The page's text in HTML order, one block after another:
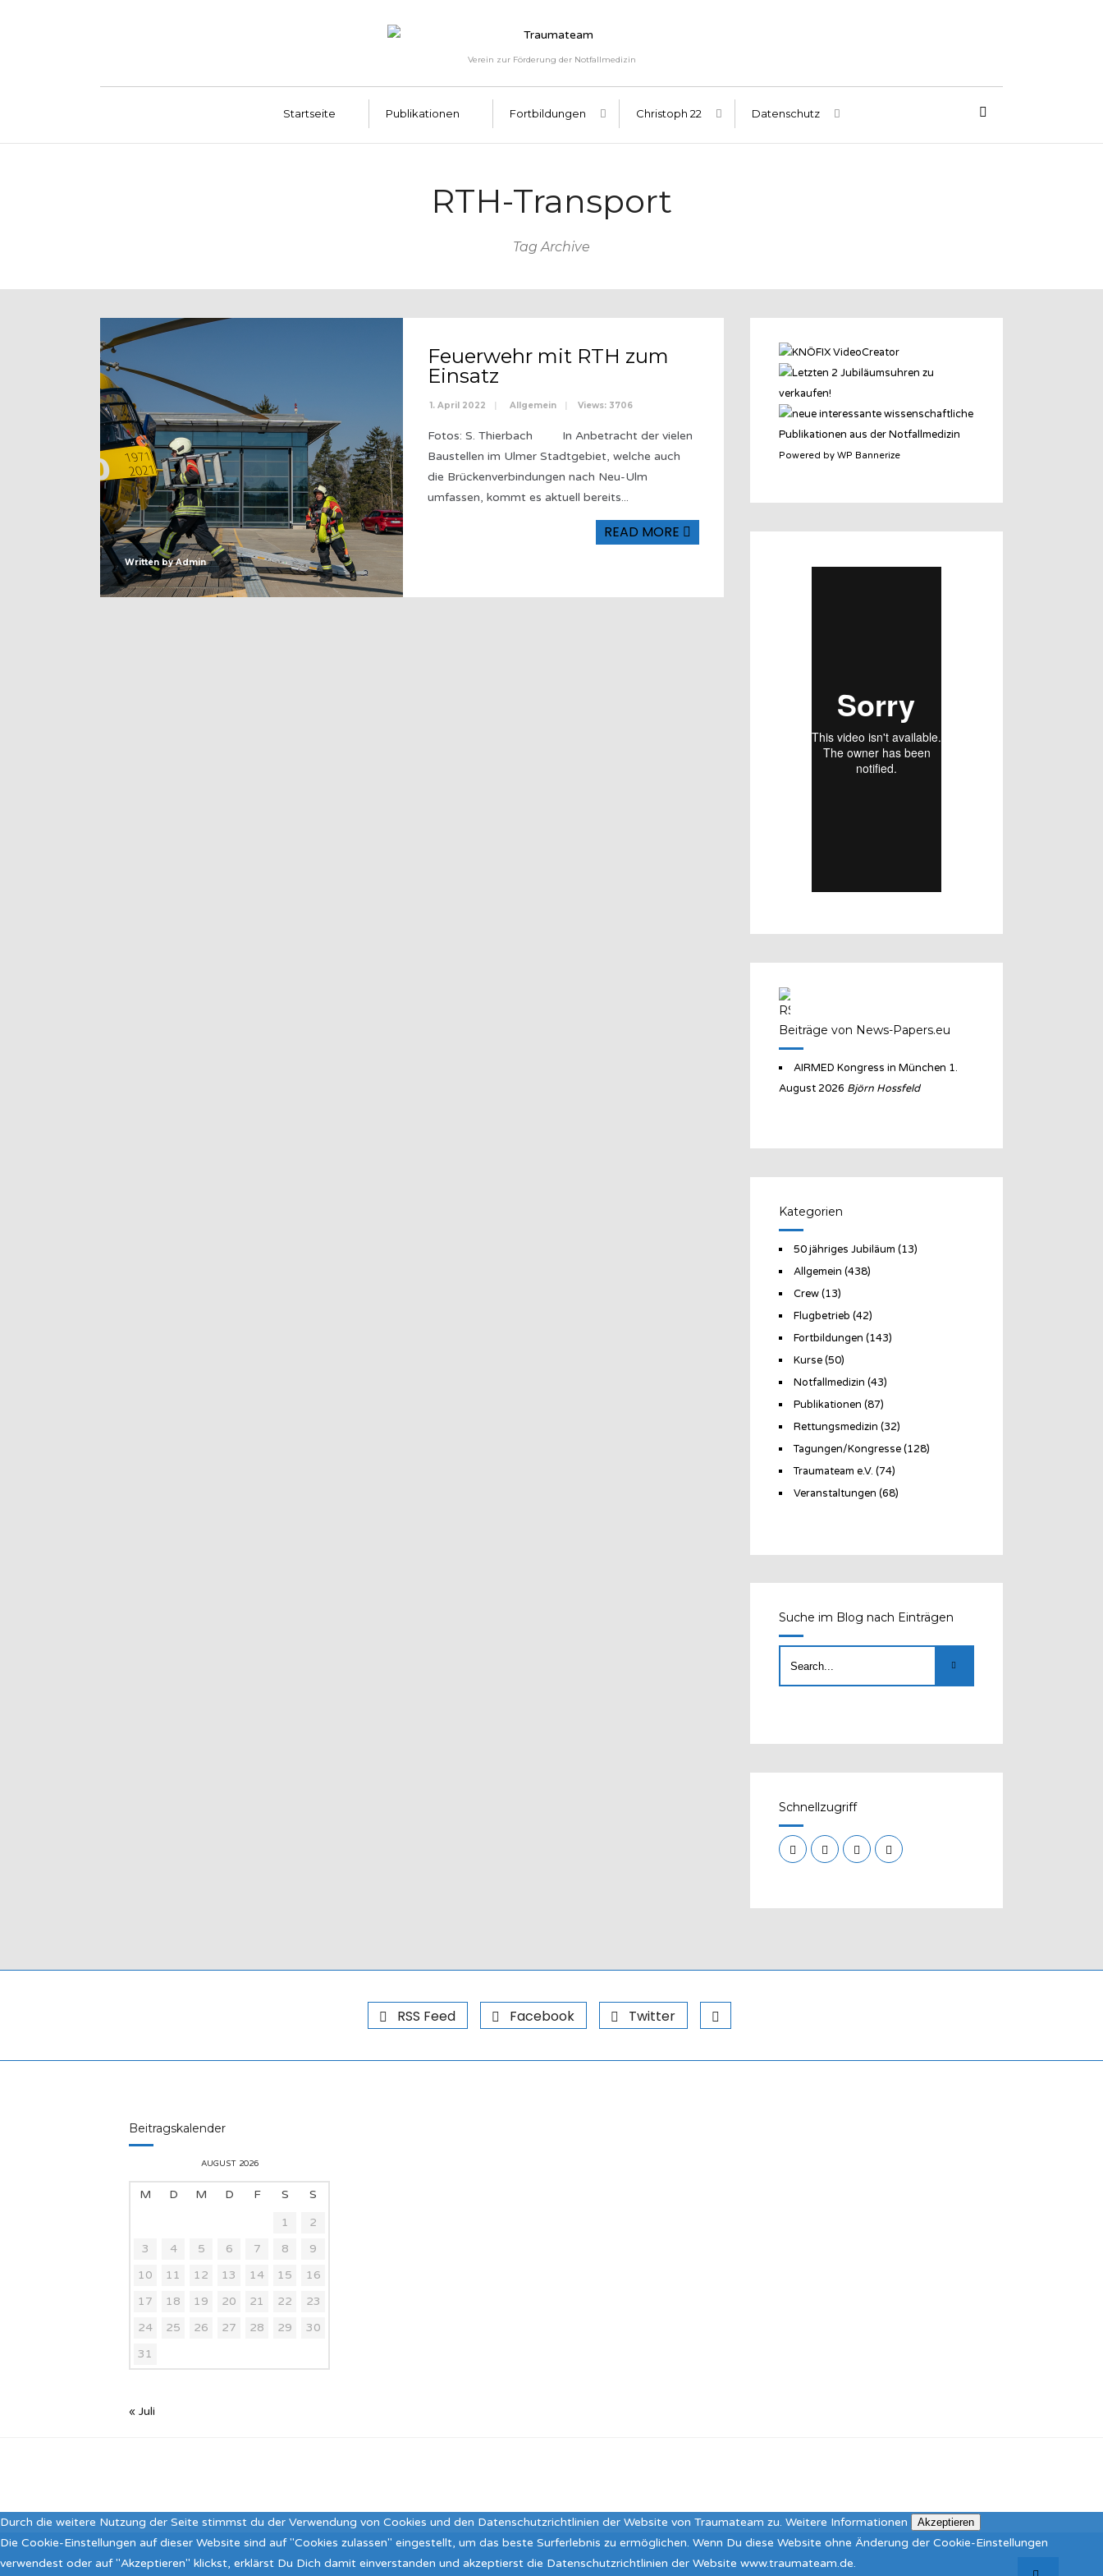
Verein zur Förderung der Notfallmedizin
Startseite Publikationen Fortbildungen Christoph 22 Datenschutz
RTH-Transport
Tag Archive
Written byAdmin
Feuerwehr mit RTH zum
Einsatz
1. April 2022 | Allgemein | Views: 3706
Fotos: S. Thierbach In Anbetracht der vielen
Baustellen im Ulmer Stadtgebiet, welche auch
die Brückenverbindungen nach Neu-Ulm
umfassen, kommt es aktuell bereits...
READ MORE
Powered by WP Bannerize
Beiträge von News-Papers.eu
AIRMED Kongress in München 1.
August 2026 Björn Hossfeld
Kategorien
50 jähriges Jubiläum (13)
Allgemein (438)
Crew(13)
Flugbetrieb (42)
Fortbildungen (143)
Kurse(50)
Notfallmedizin (43)
Publikationen (87)
Rettungsmedizin (32)
Tagungen/Kongresse(128)
Traumateam e.V. (74)
Veranstaltungen (68)
Suche im Blog nach Einträgen
Schnellzugriff
RSS Feed Facebook Twitter
Beitragskalender
AUGUST 2026
M D M D F S
S
1
2
3
4 5 6 7 8
9
10
11 12 13 14 15
16
17
18 19 20 21 22
23
24
25 26 27 28 29
30
31
« Juli
Durch die weitere Nutzung der Seite stimmst du der Verwendung von Cookies und den Datenschutzrichtlinien der Website von Traumateam zu. Weitere Informationen Akzeptieren
Die Cookie-Einstellungen auf dieser Website sind auf "Cookies zulassen" eingestellt, um das beste Surferlebnis zu ermöglichen. Wenn Du diese Website ohne Änderung der Cookie-Einstellungen
verwendest oder auf "Akzeptieren" klickst, erklärst Du Dich damit einverstanden und akzeptierst die Datenschutzrichtlinien der Website www.traumateam.de.